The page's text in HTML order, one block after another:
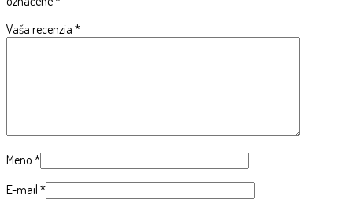
Vaša recenzia *
Meno *
E-mail *